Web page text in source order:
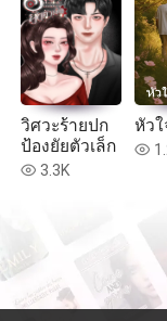
วิศวะร้ายปก
ป้องยัยตัวเล็ก
read 3.3K
หัว
read